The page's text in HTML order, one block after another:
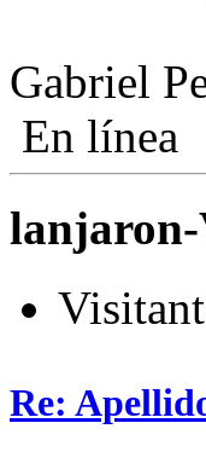
Gabriel
En línea
Re: